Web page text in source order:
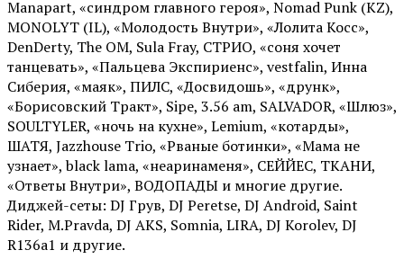
Manapart, «синдром главного героя», Nomad Punk (KZ),
MONOLYT (IL), «Молодость Внутри», «Лолита Косс»,
DenDerty, The OM, Sula Fray, СТРИО, «соня хочет
танцевать», «Пальцева Экспириенс», vestfalin, Инна
Сиберия, «маяк», ПИЛС, «Досвидошь», «друнк»,
«Борисовский Тракт», Sipe, 3.56 am, SALVADOR, «Шлюз»,
SOULTYLER, «ночь на кухне», Lemium, «котарды»,
ШАТЯ, Jazzhouse Trio, «Рваные ботинки», «Мама не
узнает», black lama, «неаринаменя», СЕЙЙЕС, ТКАНИ,
«Ответы Внутри», ВОДОПАДЫ и многие другие.
Диджей-сеты: DJ Грув, DJ Peretse, DJ Android, Saint
Rider, М.Pravda, DJ AKS, Somnia, LIRA, DJ Korolev, DJ
R136a1 и другие.